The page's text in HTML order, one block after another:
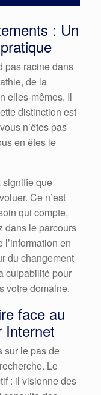
: Un
pas racine dans
de la
elles-mêmes. Il
distinction est
n’êtes pas
en êtes le
signifie que
Ce n’est
qui compte,
dans le parcours
l’information en
du changement
culpabilité pour
votre domaine.
face au
Internet
sur le pas de
Le
: il visionne des